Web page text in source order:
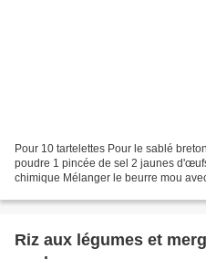
Pour 10 tartelettes Pour le sablé
poudre 1 pincée de sel 2 jaunes
chimique Mélanger le beurre mou
Riz aux légumes et merguez